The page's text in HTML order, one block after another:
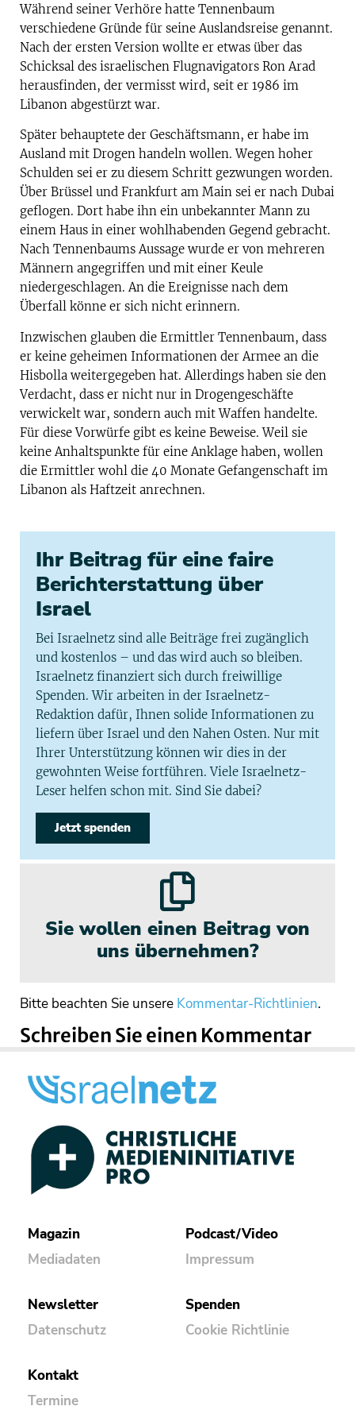
Während seiner Verhöre hatte Tennenbaum
verschiedene Gründe für seine Auslandsreise genannt.
Nach der ersten Version wollte er etwas über das
Schicksal des israelischen Flugnavigators Ron Arad
herausfinden, der vermisst wird, seit er 1986 im
Libanon abgestürzt war.
Später behauptete der Geschäftsmann, er habe im
Ausland mit Drogen handeln wollen. Wegen hoher
Schulden sei er zu diesem Schritt gezwungen worden.
Über Brüssel und Frankfurt am Main sei er nach Dubai
geflogen. Dort habe ihn ein unbekannter Mann zu
einem Haus in einer wohlhabenden Gegend gebracht.
Nach Tennenbaums Aussage wurde er von mehreren
Männern angegriffen und mit einer Keule
niedergeschlagen. An die Ereignisse nach dem
Überfall könne er sich nicht erinnern.
Inzwischen glauben die Ermittler Tennenbaum, dass
er keine geheimen Informationen der Armee an die
Hisbolla weitergegeben hat. Allerdings haben sie den
Verdacht, dass er nicht nur in Drogengeschäfte
verwickelt war, sondern auch mit Waffen handelte.
Für diese Vorwürfe gibt es keine Beweise. Weil sie
keine Anhaltspunkte für eine Anklage haben, wollen
die Ermittler wohl die 40 Monate Gefangenschaft im
Libanon als Haftzeit anrechnen.
Ihr Beitrag für eine faire
Berichterstattung über
Israel
Bei Israelnetz sind alle Beiträge frei zugänglich
und kostenlos – und das wird auch so bleiben.
Israelnetz finanziert sich durch freiwillige
Spenden. Wir arbeiten in der Israelnetz-
Redaktion dafür, Ihnen solide Informationen zu
liefern über Israel und den Nahen Osten. Nur mit
Ihrer Unterstützung können wir dies in der
gewohnten Weise fortführen. Viele Israelnetz-
Leser helfen schon mit. Sind Sie dabei?
Jetzt spenden
Sie wollen einen Beitrag von
uns übernehmen?
Bitte beachten Sie unsere Kommentar-Richtlinien.
Schreiben Sie einen Kommentar
Magazin
Mediadaten
Podcast/Video
Impressum
Newsletter
Datenschutz
Spenden
Cookie Richtlinie
Kontakt
Termine